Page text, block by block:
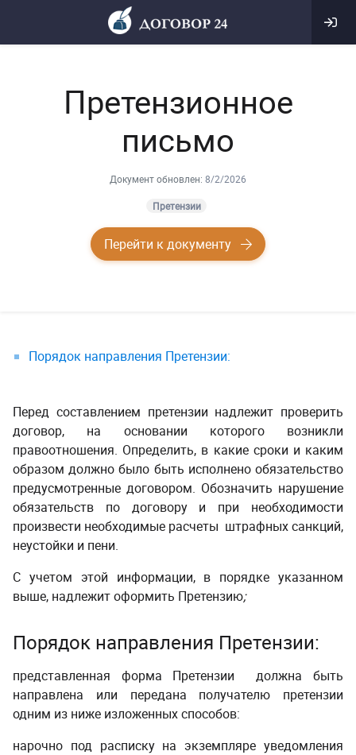
Претензионное
письмо
Документ обновлен: 8/2/2026
Претензии
Перейти к документу
Порядок направления Претензии:
Перед составлением претензии надлежит проверить
договор, на основании которого возникли
правоотношения. Определить, в какие сроки и каким
образом должно было быть исполнено обязательство
предусмотренные договором. Обозначить нарушение
обязательств по договору и при необходимости
произвести необходимые расчеты штрафных санкций,
неустойки и пени.
С учетом этой информации, в порядке указанном
выше, надлежит оформить Претензию;
Порядок направления Претензии:
представленная форма Претензии должна быть
направлена или передана получателю претензии
одним из ниже изложенных способов:
нарочно под расписку на экземпляре уведомления